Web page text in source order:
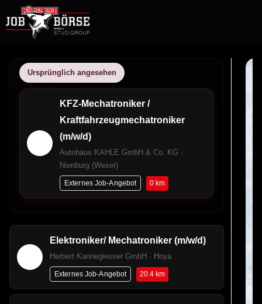
Ursprünglich angesehen
KFZ-Mechatroniker /
Kraftfahrzeugmechatroniker
(m/w/d)
Autohaus KAHLE GmbH & Co. KG ·
Nienburg (Weser)
Externes Job-Angebot 0 km
Elektroniker/ Mechatroniker (m/w/d)
Herbert Kannegiesser GmbH · Hoya
Externes Job-Angebot 20.4 km